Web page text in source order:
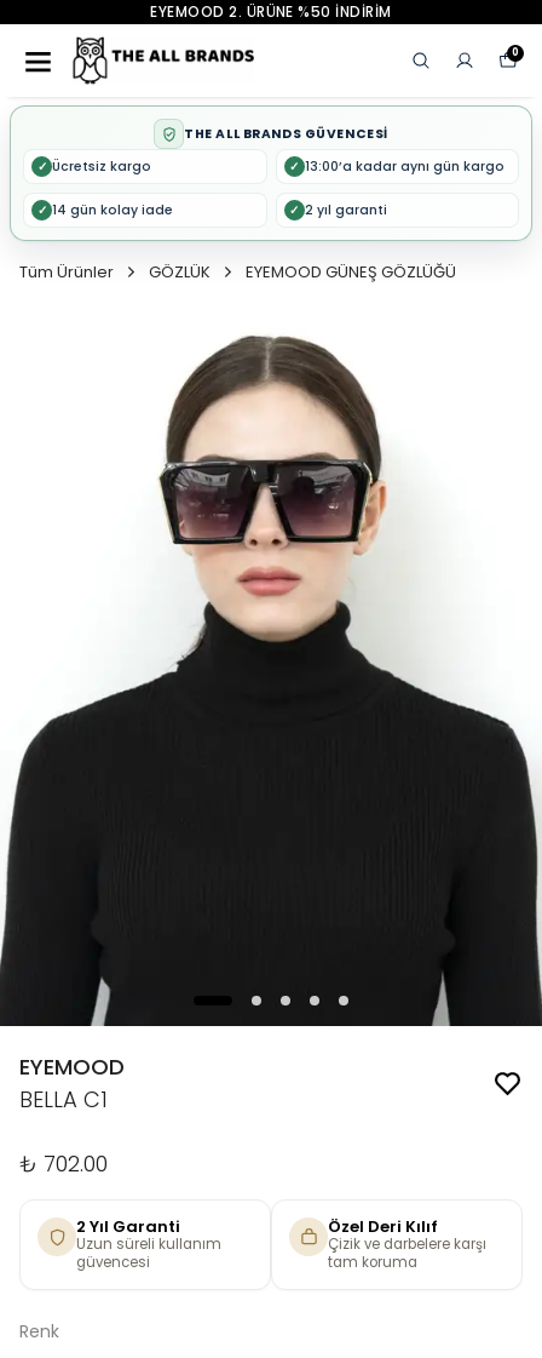
EYEMOOD 2. ÜRÜNE %50 İNDİRİM
0
THE ALL BRANDS GÜVENCESİ
✓ Ücretsiz kargo ✓ 13:00’a kadar aynı gün kargo
✓ 14 gün kolay iade ✓ 2 yıl garanti
Tüm Ürünler GÖZLÜK EYEMOOD GÜNEŞ GÖZLÜĞÜ
EYEMOOD
BELLA C1
₺ 702.00
2 Yıl Garanti
Uzun süreli kullanım
güvencesi
Özel Deri Kılıf
Çizik ve darbelere karşı
tam koruma
Renk